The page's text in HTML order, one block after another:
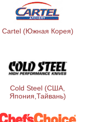
Cartel (Южная Корея)
Cold Steel (США,
Япония,Тайвань)